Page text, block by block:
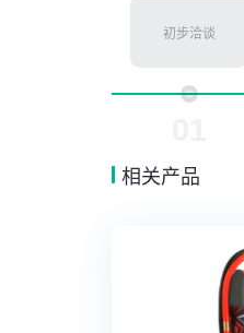
初步洽谈
相关产品